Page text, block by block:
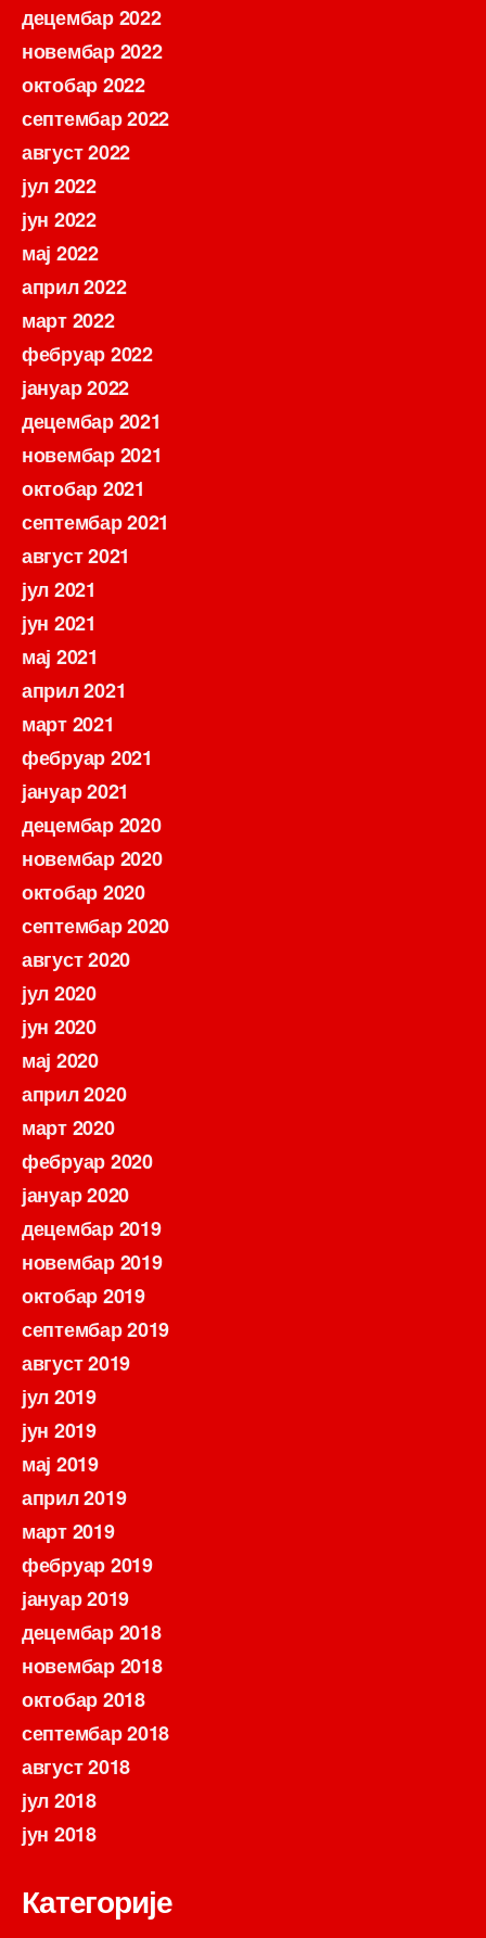
децембар 2022
новембар 2022
октобар 2022
септембар 2022
август 2022
јул 2022
јун 2022
мај 2022
април 2022
март 2022
фебруар 2022
јануар 2022
децембар 2021
новембар 2021
октобар 2021
септембар 2021
август 2021
јул 2021
јун 2021
мај 2021
април 2021
март 2021
фебруар 2021
јануар 2021
децембар 2020
новембар 2020
октобар 2020
септембар 2020
август 2020
јул 2020
јун 2020
мај 2020
април 2020
март 2020
фебруар 2020
јануар 2020
децембар 2019
новембар 2019
октобар 2019
септембар 2019
август 2019
јул 2019
јун 2019
мај 2019
април 2019
март 2019
фебруар 2019
јануар 2019
децембар 2018
новембар 2018
октобар 2018
септембар 2018
август 2018
јул 2018
јун 2018
Категорије